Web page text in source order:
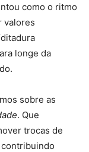
como o ritmo
valores
longe da
sobre as
. Que
trocas de